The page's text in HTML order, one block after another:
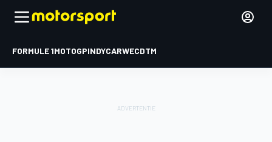
FORMULE 1MOTOGPINDYCARWECDTM